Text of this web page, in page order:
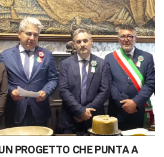
PROGETTO CHE PUNTA A